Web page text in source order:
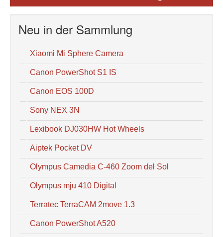
Neu in der Sammlung
Xiaomi Mi Sphere Camera
Canon PowerShot S1 IS
Canon EOS 100D
Sony NEX 3N
Lexibook DJ030HW Hot Wheels
Aiptek Pocket DV
Olympus Camedia C-460 Zoom del Sol
Olympus mju 410 Digital
Terratec TerraCAM 2move 1.3
Canon PowerShot A520